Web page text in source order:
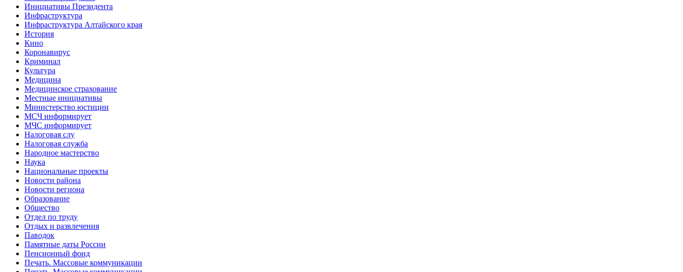
Инициативы Президента
Инфраструктура
Инфраструктура Алтайского края
История
Кино
Коронавирус
Криминал
Культура
Медицина
Медицинское страхование
Местные инициативы
Министерство юстиции
МСЧ информирует
МЧС информирует
Налоговая слу
Налоговая служба
Народное мастерство
Наука
Национальные проекты
Новости района
Новости региона
Образование
Общество
Отдел по труду
Отдых и развлечения
Паводок
Памятные даты России
Пенсионный фонд
Печать. Массовые коммуникации